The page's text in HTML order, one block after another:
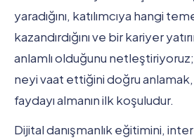
yaradığını, katılımcıya hangi
kazandırdığını ve bir kariyer
anlamlı olduğunu
neyi vaat ettiğini doğru
faydayı almanın ilk koşuludur.
Dijital danışmanlık eğitimini,